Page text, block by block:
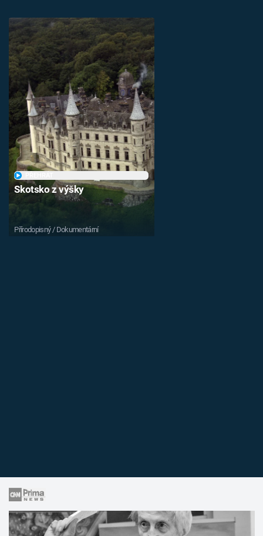
Skotsko z výšky
Přírodopisný / Dokumentární